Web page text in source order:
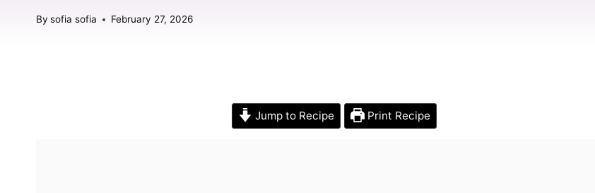
By sofia sofia February 27, 2026
Jump to Recipe Print Recipe